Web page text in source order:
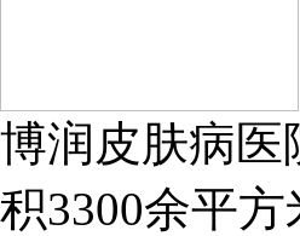
博润皮肤病医
积3300余平方